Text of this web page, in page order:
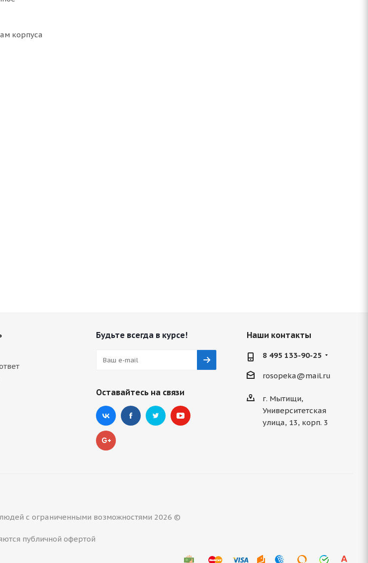
корпуса
Будьте всегда в курсе!
Оставайтесь на связи
Наши контакты
8 495 133-90-25
rosopeka@mail.ru
г. Мытищи,
Университетская
улица, 13, корп. 3
с ограниченными возможностями 2026 ©
публичной офертой